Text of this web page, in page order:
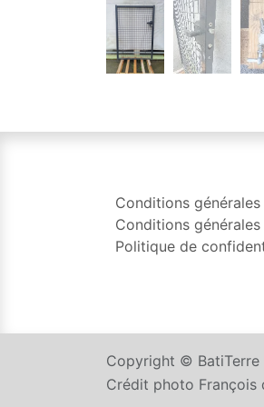
Conditions
Conditions
Politique de
Copyright © BatiTerre
Crédit photo François